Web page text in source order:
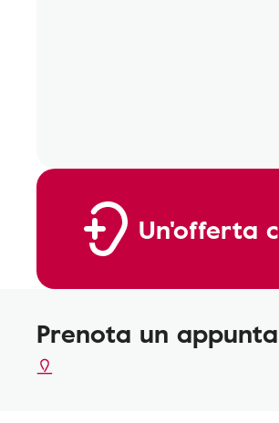
Un'offerta
Prenota un